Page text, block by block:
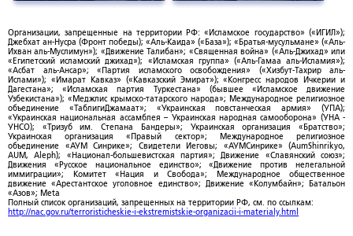
Организации, запрещенные на территории РФ: «Исламское государство» («ИГИЛ»);
Джебхат ан-Нусра (Фронт победы); «Аль-Каида» («База»); «Братья-мусульмане» («Аль-
Ихван аль-Муслимун»); «Движение Талибан»; «Священная война» («Аль-Джихад» или
«Египетский исламский джихад»); «Исламская группа» («Аль-Гамаа аль-Исламия»);
«Асбат аль-Ансар»; «Партия исламского освобождения» («Хизбут-Тахрир аль-
Ислами»); «Имарат Кавказ» («Кавказский Эмират»); «Конгресс народов Ичкерии и
Дагестана»; «Исламская партия Туркестана» (бывшее «Исламское движение
Узбекистана»); «Меджлис крымско-татарского народа»; Международное религиозное
объединение «ТаблигиДжамаат»; «Украинская повстанческая армия» (УПА);
«Украинская национальная ассамблея – Украинская народная самооборона» (УНА -
УНСО); «Тризуб им. Степана Бандеры»; Украинская организация «Братство»;
Украинская организация «Правый сектор»; Международное религиозное
объединение «АУМ Синрике»; Свидетели Иеговы; «АУМСинрике» (AumShinrikyo,
AUM, Aleph); «Национал-большевистская партия»; Движение «Славянский союз»;
Движения «Русское национальное единство»; «Движение против нелегальной
иммиграции»; Комитет «Нация и Свобода»; Международное общественное
движение «Арестантское уголовное единство»; Движение «Колумбайн»; Батальон
«Азов»; Meta
Полный список организаций, запрещенных на территории РФ, см. по ссылкам:
http://nac.gov.ru/terroristicheskie-i-ekstremistskie-organizacii-i-materialy.html